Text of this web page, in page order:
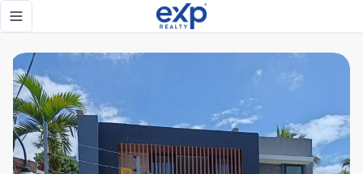
Toggle navigation menu
Venta de casa de 2 niveles, 3 habitaciones y 5 baños lista